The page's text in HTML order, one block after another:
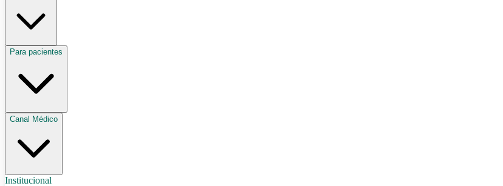
Para pacientes
Canal Médico
Institucional